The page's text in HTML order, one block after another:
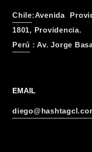
Chile:Avenida
1801, Providencia.
Perú : Av. Jorge
EMAIL